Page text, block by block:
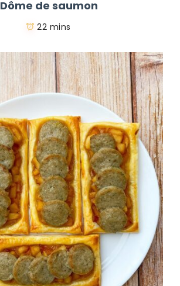
Dôme de saumon
22 mins